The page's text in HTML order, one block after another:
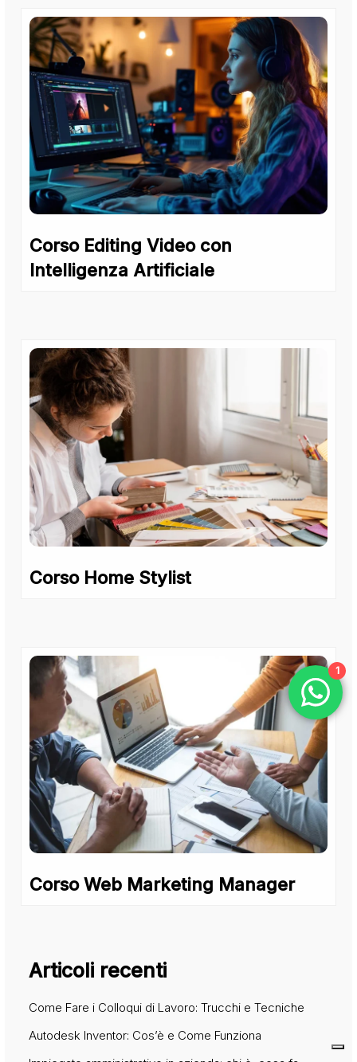
Corso Editing Video con
Intelligenza Artificiale
Corso Home Stylist
Corso Web Marketing Manager
Articoli recenti
Come Fare i Colloqui di Lavoro: Trucchi e Tecniche
Autodesk Inventor: Cos’è e Come Funziona
1